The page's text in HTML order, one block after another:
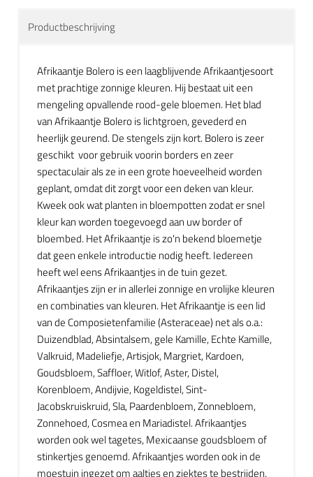
Productbeschrijving
Afrikaantje Bolero is een laagblijvende Afrikaantjesoort
met prachtige zonnige kleuren. Hij bestaat uit een
mengeling opvallende rood-gele bloemen. Het blad
van Afrikaantje Bolero is lichtgroen, gevederd en
heerlijk geurend. De stengels zijn kort. Bolero is zeer
geschikt voor gebruik voorin borders en zeer
spectaculair als ze in een grote hoeveelheid worden
geplant, omdat dit zorgt voor een deken van kleur.
Kweek ook wat planten in bloempotten zodat er snel
kleur kan worden toegevoegd aan uw border of
bloembed. Het Afrikaantje is zo'n bekend bloemetje
dat geen enkele introductie nodig heeft. Iedereen
heeft wel eens Afrikaantjes in de tuin gezet.
Afrikaantjes zijn er in allerlei zonnige en vrolijke kleuren
en combinaties van kleuren. Het Afrikaantje is een lid
van de Composietenfamilie (Asteraceae) net als o.a.:
Duizendblad, Absintalsem, gele Kamille, Echte Kamille,
Valkruid, Madeliefje, Artisjok, Margriet, Kardoen,
Goudsbloem, Saffloer, Witlof, Aster, Distel,
Korenbloem, Andijvie, Kogeldistel, Sint-
Jacobskruiskruid, Sla, Paardenbloem, Zonnebloem,
Zonnehoed, Cosmea en Mariadistel. Afrikaantjes
worden ook wel tagetes, Mexicaanse goudsbloem of
stinkertjes genoemd. Afrikaantjes worden ook in de
moestuin ingezet om aaltjes en ziektes te bestrijden.